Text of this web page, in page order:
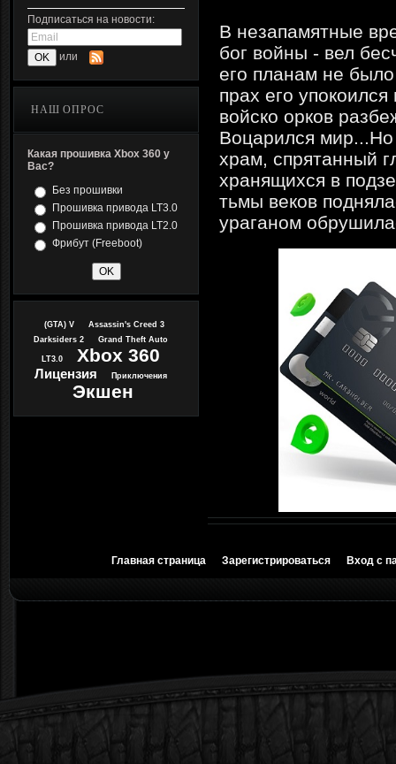
Подписаться на новости:
или
НАШ ОПРОС
Какая прошивка Xbox 360 у
Вас?
Без прошивки
Прошивка привода LT3.0
Прошивка привода LT2.0
Фрибут (Freeboot)
(GTA) V
Assassin's Creed 3
Darksiders 2
Grand Theft Auto
LT3.0 Xbox 360
Лицензия Приключения
Экшен
В незапамятные
бог войны - вел
его планам не
прах его
войско орков
Воцарился мир...Но
храм, спрятанный
хранящихся в
тьмы веков
ураганом
Главная страница Зарегистрироваться Вход с